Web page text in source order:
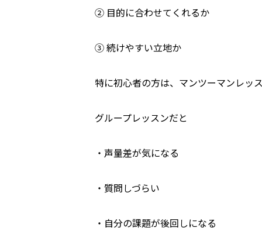
② 目的に合わせてくれるか
③ 続けやすい立地か
特に初心者の方は、マンツーマンレッ
グループレッスンだと
・声量差が気になる
・質問しづらい
・自分の課題が後回しになる